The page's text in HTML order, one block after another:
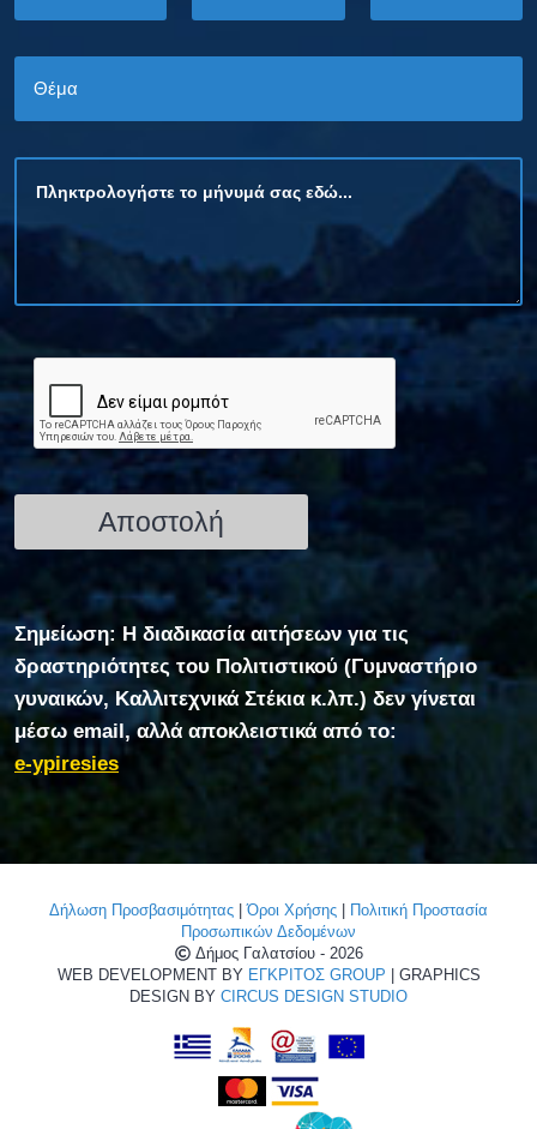
Σημείωση: Η διαδικασία αιτήσεων για τις
δραστηριότητες του Πολιτιστικού (Γυμναστήριο
γυναικών, Καλλιτεχνικά Στέκια κ.λπ.) δεν γίνεται
μέσω email, αλλά αποκλειστικά από το:
e-ypiresies
Δήλωση Προσβασιμότητας |Όροι Χρήσης
Πολιτική Προστασία
Προσωπικών Δεδομένων
Δήμος Γαλατσίου - 2026
WEB DEVELOPMENT BY ΕΓΚΡΙΤΟΣ GROUP | GRAPHICS
DESIGN BY CIRCUS DESIGN STUDIO